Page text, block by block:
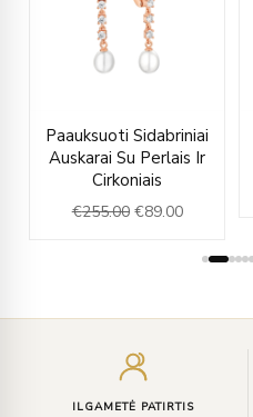
Paauksuoti Sidabriniai
Auskarai Su Perlais Ir
Cirkoniais
€255.00
price
was:
€255.00.
€89.00
price
is:
ILGAMETĖ PATIRTIS